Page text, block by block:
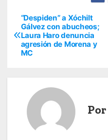
N
a
v
“Despiden” a Xóchilt
Gálvez con abucheos;
Laura Haro denuncia
agresión de Morena y
MC
Por